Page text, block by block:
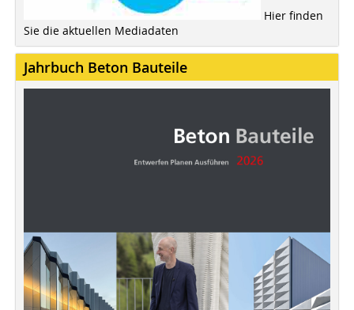
Hier finden
Sie die aktuellen Mediadaten
Jahrbuch Beton Bauteile